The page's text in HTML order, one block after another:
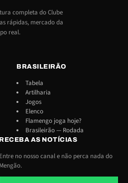
completa do Clube
rápidas, mercado da
real.
BRASILEIRÃO
Tabela
Artilharia
Jogos
Elenco
Flamengo joga hoje?
Brasileirão — Rodada
RECEBA AS NOTÍCIAS
Entre no nosso canal e não perca nada do
Mengão.